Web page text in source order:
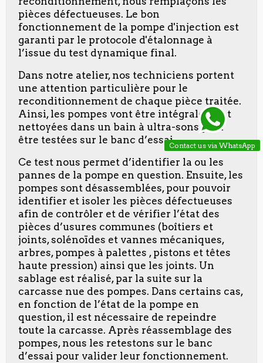
pièces défectueuses. Le bon
fonctionnement de la pompe d'injection est
garanti par le protocole d'étalonnage à
l’issue du test dynamique final.
Dans notre atelier, nos techniciens portent
une attention particulière pour le
reconditionnement de chaque pièce traitée.
Ainsi, les pompes vont être intégralement
nettoyées dans un bain à ultra-sons pour
être testées sur le banc d’essai.
Ce test nous permet d’identifier la ou les
pannes de la pompe en question. Ensuite, les
pompes sont désassemblées, pour pouvoir
identifier et isoler les pièces défectueuses
afin de contrôler et de vérifier l’état des
pièces d’usures communes (boîtiers et
joints, solénoïdes et vannes mécaniques,
arbres, pompes à palettes , pistons et têtes
haute pression) ainsi que les joints. Un
sablage est réalisé, par la suite sur la
carcasse nue des pompes. Dans certains cas,
en fonction de l’état de la pompe en
question, il est nécessaire de repeindre
toute la carcasse. Après réassemblage des
pompes, nous les retestons sur le banc
d’essai pour valider leur fonctionnement.
Contact us via WhatsApp